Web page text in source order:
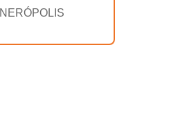
NERÓPOLIS